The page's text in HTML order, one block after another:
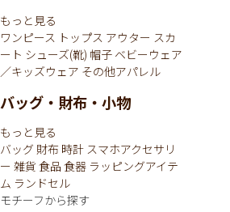
もっと見る
ワンピース トップス アウター スカ
ート シューズ(靴) 帽子 ベビーウェア
／キッズウェア その他アパレル
バッグ・財布・小物
もっと見る
バッグ 財布 時計 スマホアクセサリ
ー 雑貨 食品 食器 ラッピングアイテ
ム ランドセル
モチーフから探す